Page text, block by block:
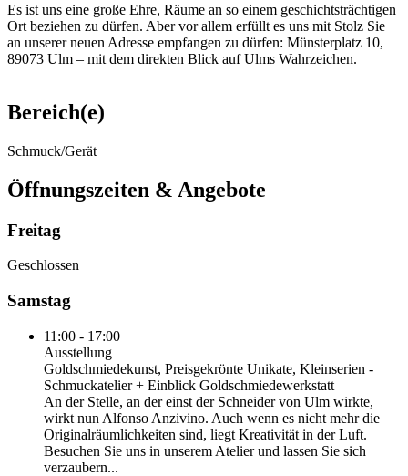
Es ist uns eine große Ehre, Räume an so einem geschichtsträchtigen
Ort beziehen zu dürfen. Aber vor allem erfüllt es uns mit Stolz Sie
an unserer neuen Adresse empfangen zu dürfen: Münsterplatz 10,
89073 Ulm – mit dem direkten Blick auf Ulms Wahrzeichen.
Bereich(e)
Schmuck/Gerät
Öffnungszeiten & Angebote
Freitag
Geschlossen
Samstag
11:00 - 17:00
Ausstellung
Goldschmiedekunst, Preisgekrönte Unikate, Kleinserien -
Schmuckatelier + Einblick Goldschmiedewerkstatt
An der Stelle, an der einst der Schneider von Ulm wirkte,
wirkt nun Alfonso Anzivino. Auch wenn es nicht mehr die
Originalräumlichkeiten sind, liegt Kreativität in der Luft.
Besuchen Sie uns in unserem Atelier und lassen Sie sich
verzaubern...